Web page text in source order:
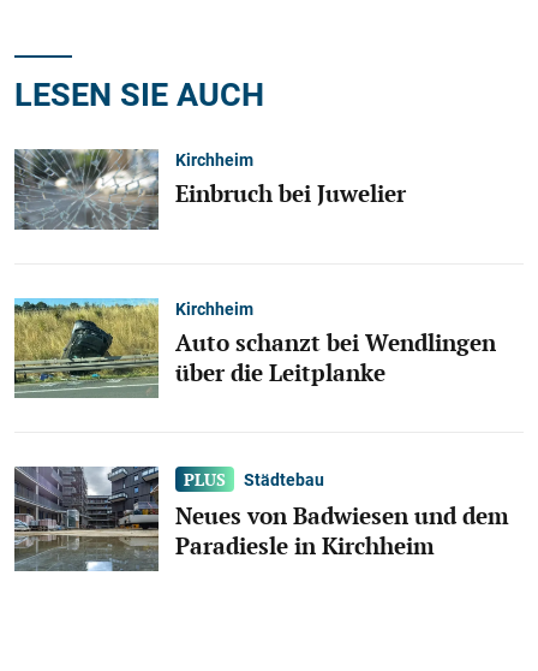
LESEN SIE AUCH
Kirchheim
Einbruch bei Juwelier
Kirchheim
Auto schanzt bei Wendlingen
über die Leitplanke
Städtebau
Neues von Badwiesen und dem
Paradiesle in Kirchheim